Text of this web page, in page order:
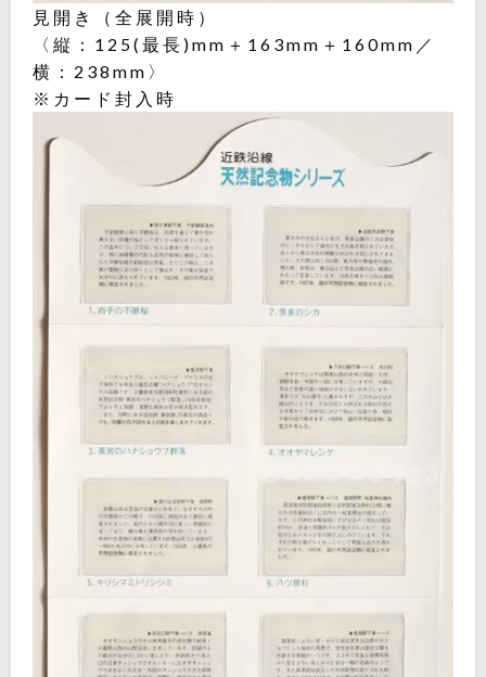
見開き（全展開時）
〈縦：125(最長)mm＋163mm＋160mm／
横：238mm〉
※カード封入時